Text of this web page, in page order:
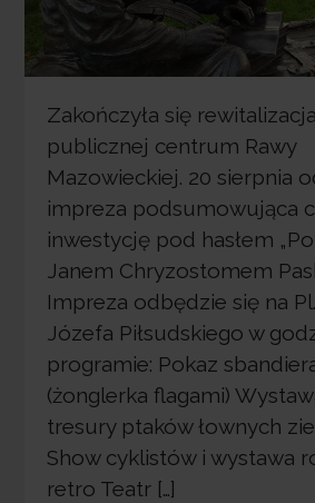
Zakończyła się
publicznej centrum Rawy
Mazowieckiej. 20 sierpnia
impreza podsumowująca
inwestycję pod hasłem
Janem Chryzostomem
Impreza odbędzie się na
Józefa Piłsudskiego w
programie: Pokaz
(żonglerka flagami)
tresury ptaków łownych
Show cyklistów i wystawa
retro Teatr […]